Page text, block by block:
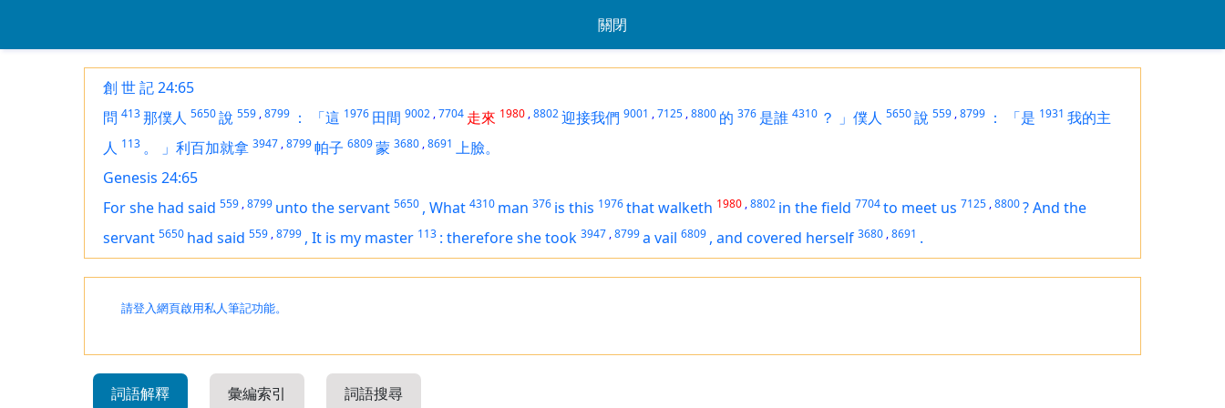
關閉
創 世 記 24:65
問 413那僕人 5650說 559 ,8799 ： 「這 1976 田間 9002 ,7704 走來 1980 ,8802迎接我們 9001 ,7125 ,8800 的 376 是誰 4310 ？ 」僕人 5650說 559 ,8799 ： 「是 1931 我的主
人 113 。 」利百加就拿 3947 ,8799帕子 6809蒙 3680 ,8691 上臉。
Genesis 24:65
For she had said 559 ,8799 unto the servant 5650 , What 4310 man 376 is this 1976that walketh 1980 ,8802 in the field 7704to meet us 7125 ,8800?And the
servant 5650 had said 559 ,8799 , It is my master 113 : therefore she took 3947 ,8799a vail 6809 , and covered herself 3680 ,8691 .
請登入網頁啟用私人筆記功能。
詞語解釋 彙編索引 詞語搜尋